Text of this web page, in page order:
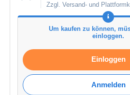
Zzgl. Versand- und
Um kaufen zu können,
einloggen.
Einloggen
Anmelden